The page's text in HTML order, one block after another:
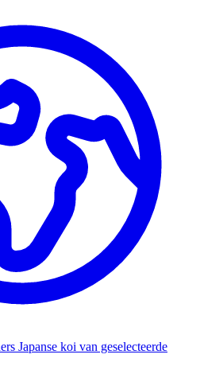
Japanse koi van geselecteerde